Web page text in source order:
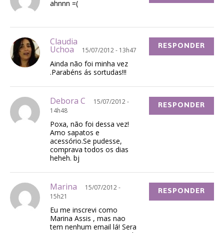
ahnnn =(
Claudia
Uchoa 15/07/2012 - 13h47
Ainda não foi minha vez
.Parabéns ás sortudas!!!
RESPONDER
Debora C
15/07/2012 -
14h48
Poxa, não foi dessa vez!
Amo sapatos e
acessório.Se pudesse,
comprava todos os dias
heheh. bj
RESPONDER
Marina
15/07/2012 -
15h21
Eu me inscrevi como
Marina Assis , mas nao
tem nenhum email lá! Sera
RESPONDER